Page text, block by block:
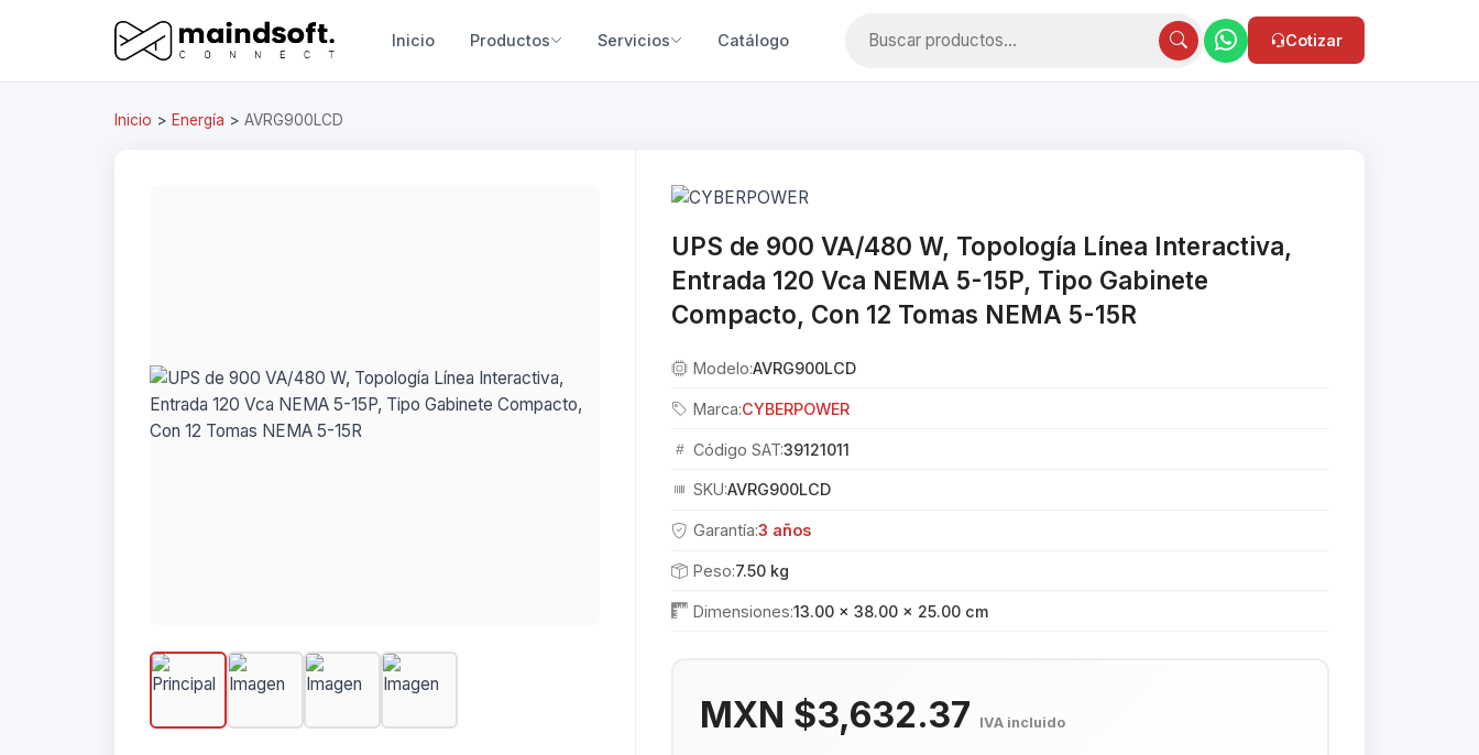
Inicio Productos Servicios Catálogo Cotizar
Inicio > Energía > AVRG900LCD
UPS de 900 VA/480 W, Topología Línea Interactiva,
Entrada 120 Vca NEMA 5-15P, Tipo Gabinete
Compacto, Con 12 Tomas NEMA 5-15R
Modelo:AVRG900LCD
Marca:CYBERPOWER
Código SAT:39121011
SKU:AVRG900LCD
Garantía:3 años
Peso:7.50 kg
Dimensiones:13.00 × 38.00 × 25.00 cm
MXN $3,632.37 IVA incluido